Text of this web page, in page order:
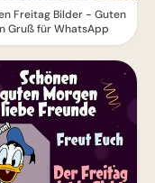
Freitag Bilder - Guten
Gruß für WhatsApp